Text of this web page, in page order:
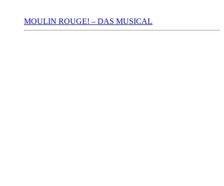
MOULIN ROUGE! – DAS MUSICAL